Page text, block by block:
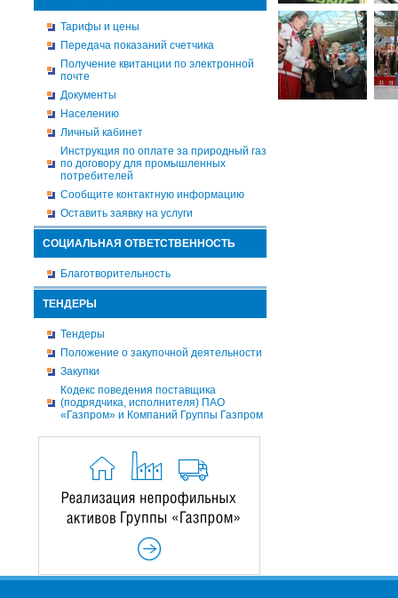
Тарифы и цены
Передача показаний счетчика
Получение квитанции по электронной
почте
Документы
Населению
Личный кабинет
Инструкция по оплате за природный газ
по договору для промышленных
потребителей
Сообщите контактную информацию
Оставить заявку на услуги
СОЦИАЛЬНАЯ ОТВЕТСТВЕННОСТЬ
Благотворительность
ТЕНДЕРЫ
Тендеры
Положение о закупочной деятельности
Закупки
Кодекс поведения поставщика
(подрядчика, исполнителя) ПАО
«Газпром» и Компаний Группы Газпром